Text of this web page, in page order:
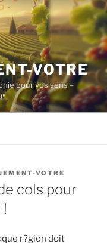
VOTRE
pour vos sens –
VOTRE
cols pour
r?gion doit